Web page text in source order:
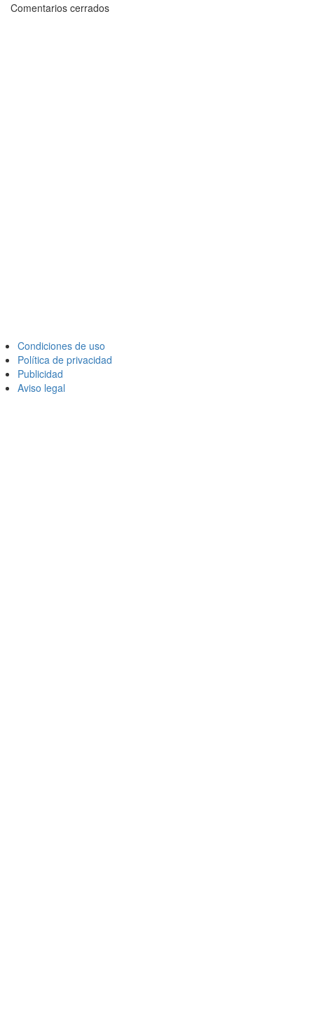
Comentarios cerrados
Condiciones de uso
Política de privacidad
Publicidad
Aviso legal